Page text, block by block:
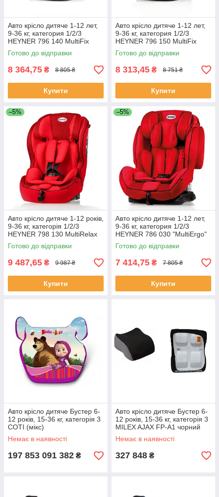
Авто крісло дитяче 1-12 лет,
9-36 кг, категория 1/2/3
HEYNER 796 140 MultiFix
Cosmic Blue
Готово до відправки
8 364,75 ₴ 8 805 ₴
Купити
Авто крісло дитяче 1-12 лет,
9-36 кг, категория 1/2/3
HEYNER 796 150 MultiFix
Summer Beige
Готово до відправки
8 313,45 ₴ 8 751 ₴
Купити
–5%
Авто крісло дитяче 1-12 років,
9-36 кг, категорія 1/2/3
HEYNER 798 130 MultiRelax
Racing Red
Готово до відправки
9 487,65 ₴ 9 987 ₴
Купити
–5%
Авто крісло дитяче 1-12 лет,
9-36 кг, категория 1/2/3
HEYNER 786 030 "MultiErgo"
Racing Red
Готово до відправки
7 414,75 ₴ 7 805 ₴
Купити
Авто крісло дитяче Бустер 6-
12 років, 15-36 кг, категорія 3
COTI (мікс)
Немає в наявності
197 853 091 382 ₴
Авто крісло дитяче Бустер 6-
12 років, 15-36 кг, категорія 3
MILEX AJAX FP-A1 чорний
Немає в наявності
327 848 ₴